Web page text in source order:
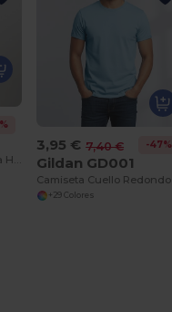
3,95 € 7,40 € -47%
Gildan GD001
+29 Colores